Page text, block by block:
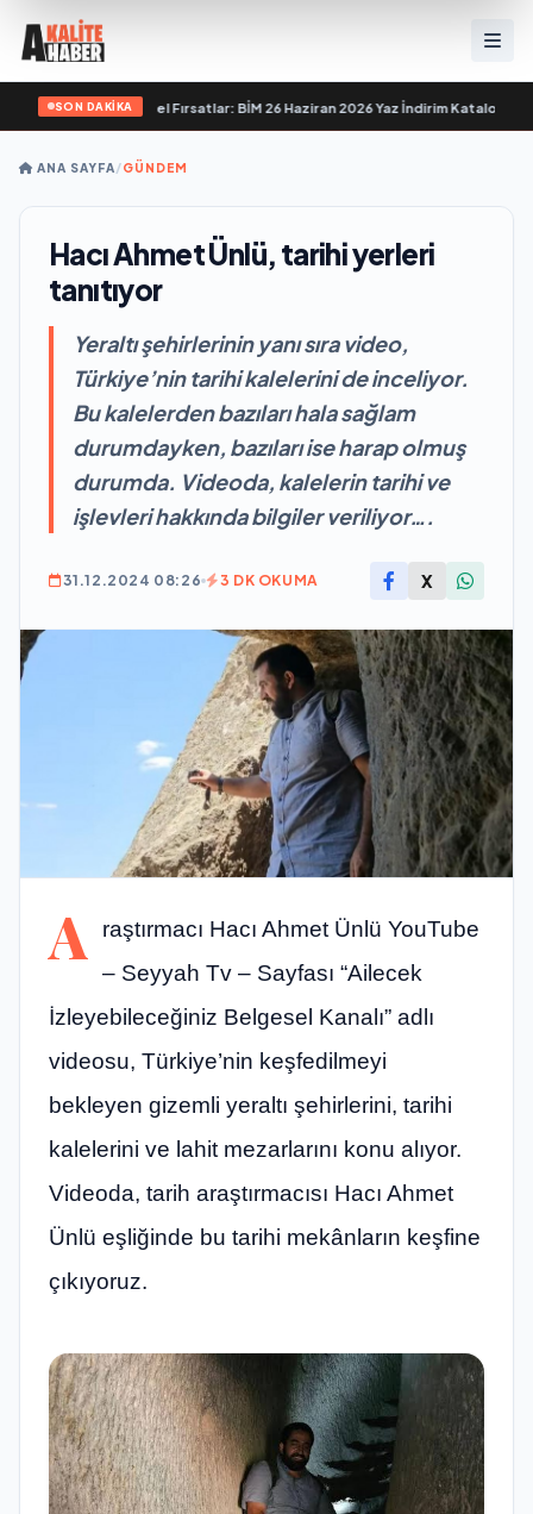
SON DAKİKA
Başlıyor!• Özel Fırsatlar: BİM 26 Haziran 2026 Yaz İndirim Kataloğu ile
ANA SAYFA/GÜNDEM
Hacı Ahmet Ünlü, tarihi yerleri
tanıtıyor
Yeraltı şehirlerinin yanı sıra video,
Türkiye’nin tarihi kalelerini de inceliyor.
Bu kalelerden bazıları hala sağlam
durumdayken, bazıları ise harap olmuş
durumda. Videoda, kalelerin tarihi ve
işlevleri hakkında bilgiler veriliyor….
31.12.2024 08:26 3 DK OKUMA X
A
raştırmacı Hacı Ahmet Ünlü YouTube
– Seyyah Tv – Sayfası “Ailecek
İzleyebileceğiniz Belgesel Kanalı” adlı
videosu, Türkiye’nin keşfedilmeyi
bekleyen gizemli yeraltı şehirlerini, tarihi
kalelerini ve lahit mezarlarını konu alıyor.
Videoda, tarih araştırmacısı Hacı Ahmet
Ünlü eşliğinde bu tarihi mekânların keşfine
çıkıyoruz.